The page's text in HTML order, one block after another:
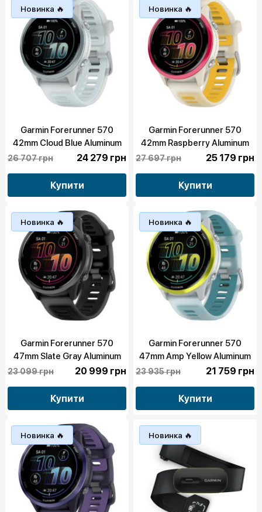
Новинка 🔥
Garmin Forerunner 570
42mm Cloud Blue Aluminum
with Translucent
(010-02970-01)
26 707 грн 24 279 грн
Купити
Новинка 🔥
Garmin Forerunner 570
42mm Raspberry Aluminum
with Translucent Bone/Mango
27 697 грн 25 179 грн
Купити
Новинка 🔥
Garmin Forerunner 570
47mm Slate Gray Aluminum
with Translucent Black/Black
23 099 грн 20 999 грн
Купити
Новинка 🔥
Garmin Forerunner 570
47mm Amp Yellow Aluminum
with Translucent
(010-02971-01)
23 935 грн 21 759 грн
Купити
Новинка 🔥 Новинка 🔥